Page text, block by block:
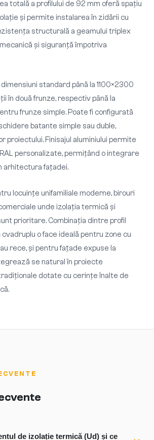
totală a profilului de 92 mm oferă spațiu
și permite instalarea în zidării cu
structurală a geamului triplex
și siguranță împotriva
standard până la 1100×2300
în două frunze, respectiv până la
frunze simple. Poate fi configurată
batante simple sau duble,
proiectului. Finisajul aluminiului permite
personalizate, permițând o integrare
arhitectura fațadei.
locuințe unifamiliale moderne, birouri
unde izolația termică și
prioritare. Combinația dintre profil
o face ideală pentru zone cu
rece, și pentru fațade expuse la
se natural în proiecte
dotate cu cerințe înalte de
de izolație termică (Ud) și ce